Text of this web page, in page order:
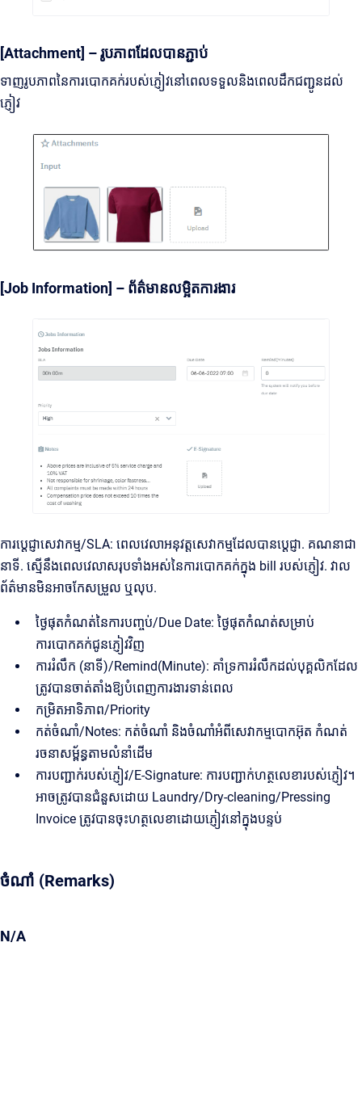
[Attachment] – រូបភាពដែលបានភ្ជាប់
ទាញរូបភាពនៃការបោកគក់របស់ភ្ញៀវនៅពេលទទួលនិងពេលដឹកជញ្ជូនដល់
ភ្ញៀវ
[Job Information] – ព័ត៌មានលម្អិតការងារ
ការប្តេជ្ញាសេវាកម្ម/SLA: ពេលវេលាអនុវត្តសេវាកម្មដែលបានប្តេជ្ញា. គណនាជា
នាទី. ស្មើនឹងពេលវេលាសរុបទាំងអស់នៃការបោកគក់ក្នុង bill របស់ភ្ញៀវ. វាល
ព័ត៌មានមិនអាចកែសម្រួល ឬលុប.
ថ្ងៃផុតកំណត់នៃការបញ្ចប់/Due Date: ថ្ងៃផុតកំណត់សម្រាប់
ការបោកគក់ជូនភ្ញៀវវិញ
ការរំលឹក (នាទី)/Remind(Minute): គាំទ្រការរំលឹកដល់បុគ្គលិកដែល
ត្រូវបានចាត់តាំងឱ្យបំពេញការងារទាន់ពេល
កម្រិតអាទិភាព/Priority
កត់ចំណាំ/Notes: កត់ចំណាំ និងចំណាំអំពីសេវាកម្មបោកអ៊ុត កំណត់
រចនាសម្ព័ន្ធតាមលំនាំដើម
ការបញ្ជាក់របស់ភ្ញៀវ/E-Signature: ការបញ្ជាក់ហត្ថលេខារបស់ភ្ញៀវ។
អាចត្រូវបានជំនួសដោយ Laundry/Dry-cleaning/Pressing
Invoice ត្រូវបានចុះហត្ថលេខាដោយភ្ញៀវនៅក្នុងបន្ទប់
ចំណាំ (Remarks)
N/A